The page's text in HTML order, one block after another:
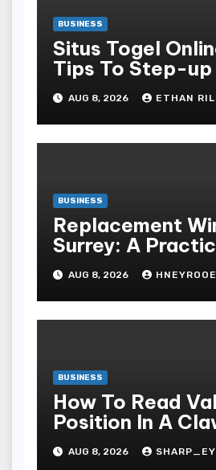
BUSINESS
Situs Togel
Tips To Step-up
Odds Instantly
AUG 8, 2026 ETHAN
BUSINESS
Replacement
Surrey: A
to Choosing
Windows
AUG 8, 2026
BUSINESS
How To Read
Position In A
Machine
AUG 8, 2026